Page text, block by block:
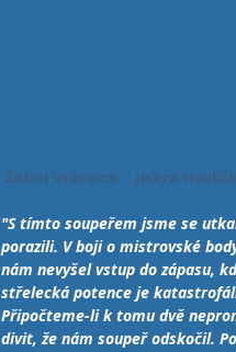
Sokol Vršovice  - Jiskra
"S tímto soupeřem jsme se
porazili. V boji o mistrovské
nám nevyšel vstup do zápasu,
střelecká potence je
Připočteme-li k tomu dvě
divit, že nám soupeř odskočil.